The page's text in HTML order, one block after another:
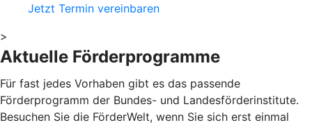
Jetzt Termin vereinbaren
>
Aktuelle Förderprogramme
Für fast jedes Vorhaben gibt es das passende
Förderprogramm der Bundes- und Landesförderinstitute.
Besuchen Sie die FörderWelt, wenn Sie sich erst einmal